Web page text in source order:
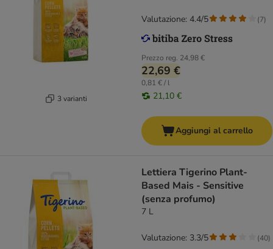
3 varianti
Prezzo reg. 24,98 €
22,69 €
0,81 € / l
21,10 €
Valutazione: 4.4/5 (7)
Aggiungi al carrello
Lettiera Tigerino Plant-
Based Mais - Sensitive
(senza profumo)
7 L
Valutazione: 3.3/5 (40)